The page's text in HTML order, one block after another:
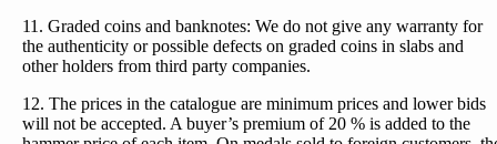
11. Graded coins and banknotes: We do not give any warranty for
the authenticity or possible defects on graded coins in slabs and
other holders from third party companies.
12. The prices in the catalogue are minimum prices and lower bids
will not be accepted. A buyer’s premium of 20 % is added to the